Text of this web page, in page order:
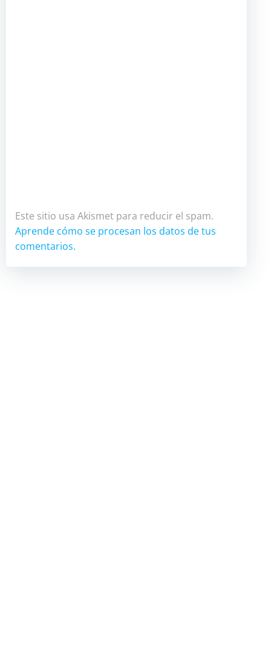
Este sitio usa Akismet para reducir el spam.
Aprende cómo se procesan los datos de tus
comentarios.